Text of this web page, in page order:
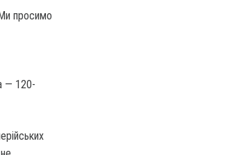
просимо
— 120-